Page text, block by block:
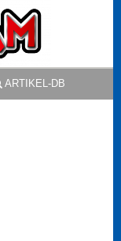
ARTIKEL-DB